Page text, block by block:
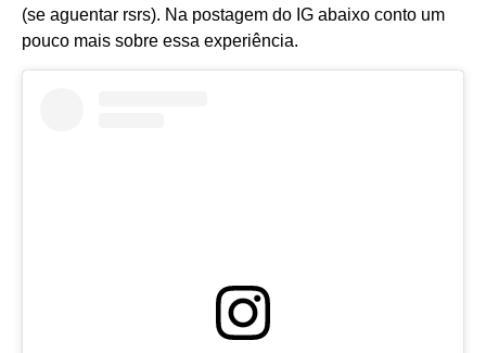
(se aguentar rsrs). Na postagem do IG abaixo conto um
pouco mais sobre essa experiência.